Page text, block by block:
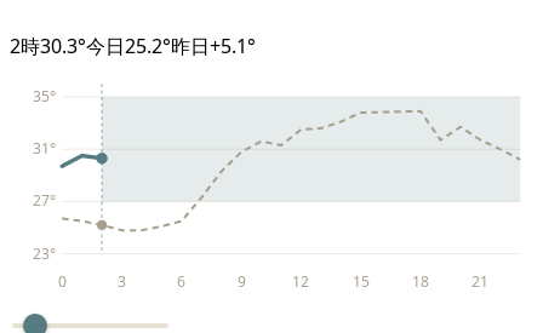
2時30.3°今日25.2°昨日+5.1°
23°
27°
31°
35°
0 3 6 9 12 15 18 21